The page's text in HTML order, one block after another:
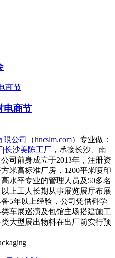
电商节
限公司
（hncslm.com）专业做：
|长沙美陈工厂 ，承接长沙、南
司前身成立于2013年，注册资
米高标准厂房，1200平米喷印
水平专业的管理人员及50多名
上工人长期从事展览展厅布展
5年以上经验，公司凭借科学
车展巡演及包馆主场搭建施工
大型展出物料在出厂前实行预